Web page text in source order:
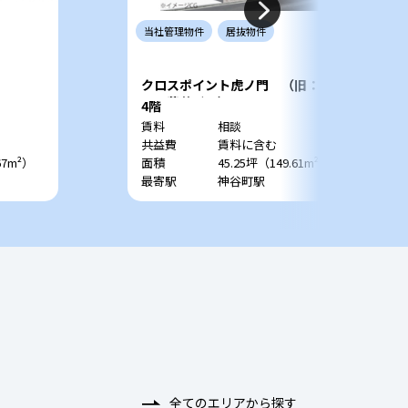
）
当社管理物件 居抜物件
クロスポイント虎ノ門 （旧：虎
ノ門菅井ビル）
4階
賃料
相談
共益費
賃料に含む
面積
45.25坪（149.61m²）
最寄駅
神谷町駅
全てのエリアから探す